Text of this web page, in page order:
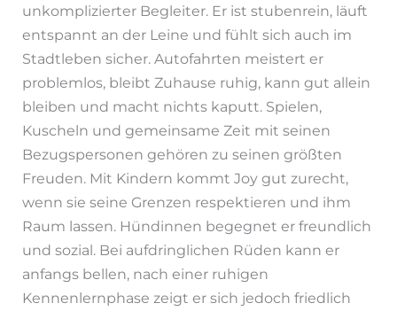
unkomplizierter Begleiter. Er ist stubenrein, läuft
entspannt an der Leine und fühlt sich auch im
Stadtleben sicher. Autofahrten meistert er
problemlos, bleibt Zuhause ruhig, kann gut allein
bleiben und macht nichts kaputt. Spielen,
Kuscheln und gemeinsame Zeit mit seinen
Bezugspersonen gehören zu seinen größten
Freuden. Mit Kindern kommt Joy gut zurecht,
wenn sie seine Grenzen respektieren und ihm
Raum lassen. Hündinnen begegnet er freundlich
und sozial. Bei aufdringlichen Rüden kann er
anfangs bellen, nach einer ruhigen
Kennenlernphase zeigt er sich jedoch friedlich